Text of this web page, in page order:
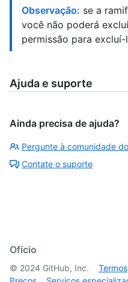
Observação: se a
você não poderá
permissão para excluí-
Ajuda e suporte
Ainda precisa de ajuda?
Pergunte à comunidade
Contate o suporte
Ofício
© 2024 GitHub, Inc. Termos